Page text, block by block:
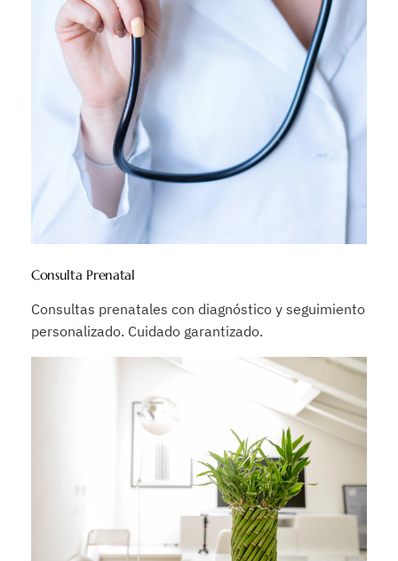
Consulta Prenatal
Consultas prenatales con diagnóstico y seguimiento
personalizado. Cuidado garantizado.